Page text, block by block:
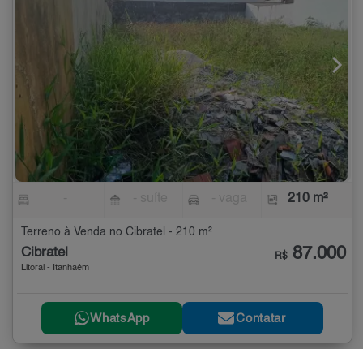
210 m²
Terreno à Venda no Cibratel - 210 m²
Cibratel
Litoral - Itanhaém
R$ 87.000
WhatsApp Contatar